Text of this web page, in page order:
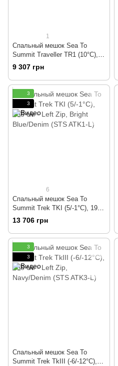
1
Спальный мешок Sea To
Summit Traveller TR1 (10°C),
183 см - Left Zip, Teal (STS
ATR1-R) 2019
9 307 грн
3
3
6
Спальный мешок Sea To
Summit Trek TKI (5/-1°C), 198
см - Left Zip, Bright Blue/Denim
(STS ATK1-L)
13 706 грн
3
3
Спальный мешок Sea To
Summit Trek TkIII (-6/-12°C),